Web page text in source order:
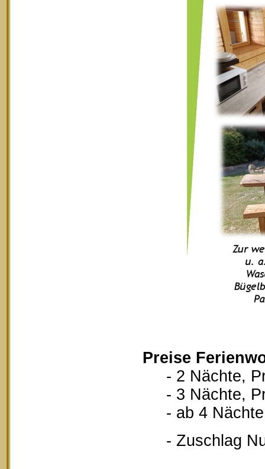
Preise
- 2 Nächte,
- 3 Nächte,
- ab 4 Nächte,
- Zuschlag